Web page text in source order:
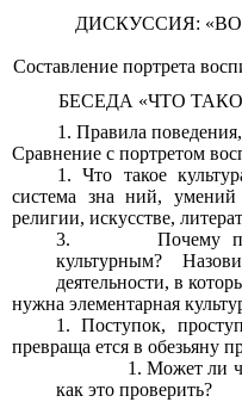
ДИСКУССИЯ:
Составление портрета
БЕСЕДА «ЧТО
Правила
Сравнение с портретом
Что такое
система зна ний,
религии, искусстве,
3. Почему
культурным?
деятельности, в
нужна элементарная
Поступок,
превраща ется в обезьяну
Может ли
как это проверить?